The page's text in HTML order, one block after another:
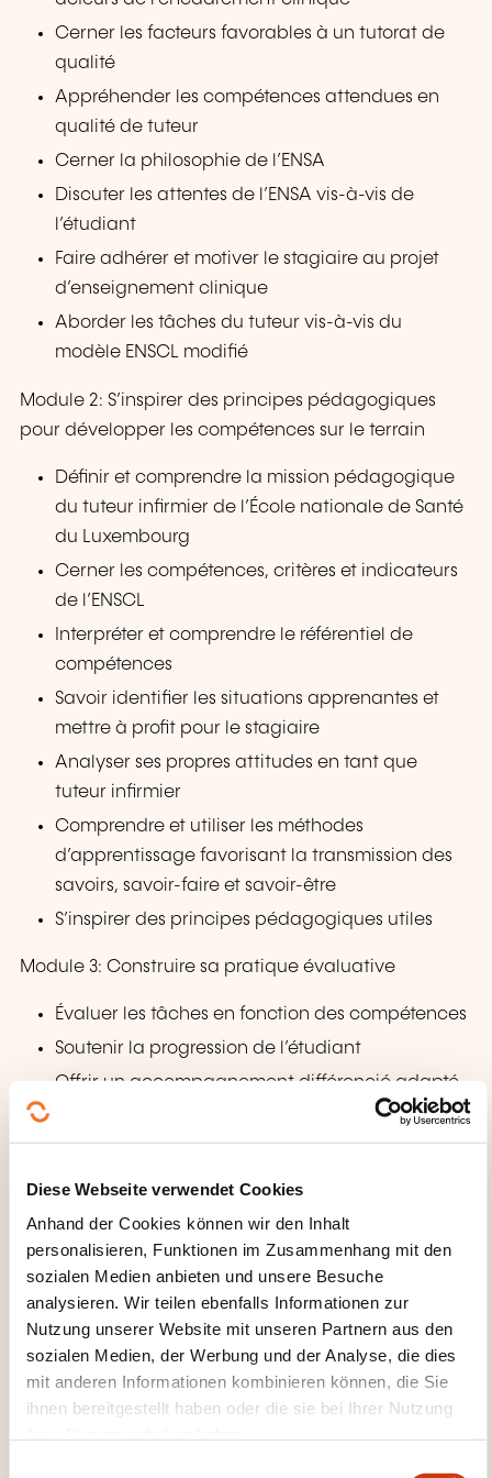
Diese Webseite verwendet Cookies
Anhand der Cookies können wir den Inhalt
personalisieren, Funktionen im Zusammenhang mit den
sozialen Medien anbieten und unsere Besuche
analysieren. Wir teilen ebenfalls Informationen zur
Nutzung unserer Website mit unseren Partnern aus den
sozialen Medien, der Werbung und der Analyse, die dies
mit anderen Informationen kombinieren können, die Sie
ihnen bereitgestellt haben oder die sie bei Ihrer Nutzung
Cerner les facteurs favorables à un tutorat de
qualité
Appréhender les compétences attendues en
qualité de tuteur
Cerner la philosophie de l’ENSA
Discuter les attentes de l’ENSA vis-à-vis de
l’étudiant
Faire adhérer et motiver le stagiaire au projet
d’enseignement clinique
Aborder les tâches du tuteur vis-à-vis du
modèle ENSCL modifié
Module 2: S’inspirer des principes pédagogiques
pour développer les compétences sur le terrain
Définir et comprendre la mission pédagogique
du tuteur infirmier de l’École nationale de Santé
du Luxembourg
Cerner les compétences, critères et indicateurs
de l’ENSCL
Interpréter et comprendre le référentiel de
compétences
Savoir identifier les situations apprenantes et
mettre à profit pour le stagiaire
Analyser ses propres attitudes en tant que
tuteur infirmier
Comprendre et utiliser les méthodes
d’apprentissage favorisant la transmission des
savoirs, savoir-faire et savoir-être
S’inspirer des principes pédagogiques utiles
Module 3: Construire sa pratique évaluative
Évaluer les tâches en fonction des compétences
Soutenir la progression de l’étudiant
Offrir un accompagnement différencié adapté
S’approprier le concept "d’évaluation des
du stagiaire
Identifier des points de développement et
proposer des axes de progression
Module 4: Communiquer efficacement et analyser
sa pratique